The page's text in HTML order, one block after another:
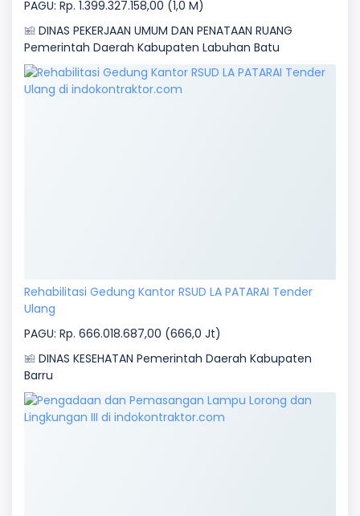
PAGU: Rp. 1.399.327.158,00 (1,0 M)
DINAS PEKERJAAN UMUM DAN PENATAAN RUANG
Pemerintah Daerah Kabupaten Labuhan Batu
Rehabilitasi Gedung Kantor RSUD LA PATARAI Tender
Ulang
PAGU: Rp. 666.018.687,00 (666,0 Jt)
DINAS KESEHATAN Pemerintah Daerah Kabupaten
Barru